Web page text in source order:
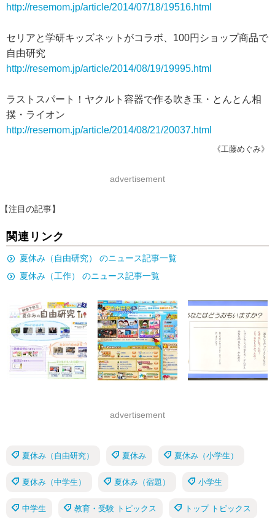
http://resemom.jp/article/2014/07/18/19516.html
セリアと学研キッズネットがコラボ、100円ショップ商品で
自由研究
http://resemom.jp/article/2014/08/19/19995.html
ラストスパート！ヤクルト容器で作る吹き玉・とんとん相
撲・ライオン
http://resemom.jp/article/2014/08/21/20037.html
《工藤めぐみ》
advertisement
【注目の記事】
関連リンク
夏休み（自由研究） のニュース記事一覧
夏休み（工作） のニュース記事一覧
advertisement
夏休み（自由研究） 夏休み 夏休み（小学生）
夏休み（中学生） 夏休み（宿題） 小学生
中学生 教育・受験 トピックス トップ トピックス